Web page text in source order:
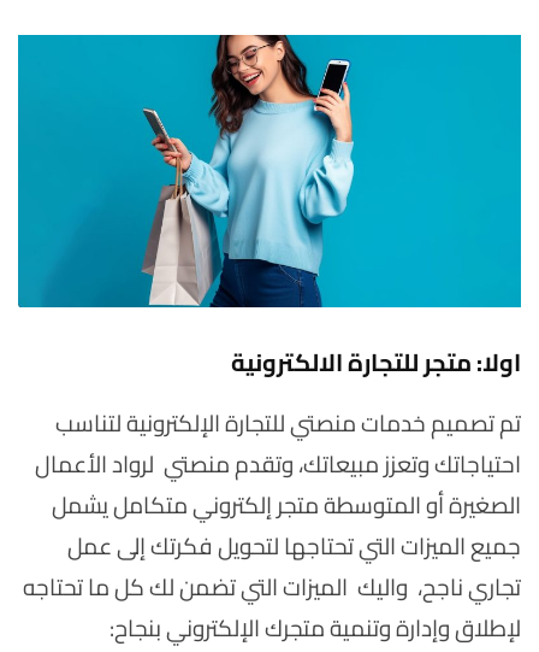
اولا: متجر للتجارة الالكترونية
تم تصميم خدمات منصتي للتجارة الإلكترونية لتناسب
احتياجاتك وتعزز مبيعاتك، وتقدم منصتي لرواد الأعمال
الصغيرة أو المتوسطة متجر إلكتروني متكامل يشمل
جميع الميزات التي تحتاجها لتحويل فكرتك إلى عمل
تجاري ناجح، واليك الميزات التي تضمن لك كل ما تحتاجه
لإطلاق وإدارة وتنمية متجرك الإلكتروني بنجاح: